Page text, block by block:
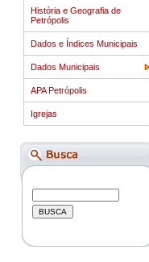
História e Geografia de
Petrópolis
Dados e Índices Municipais
Dados Municipais
APA Petrópolis
Igrejas